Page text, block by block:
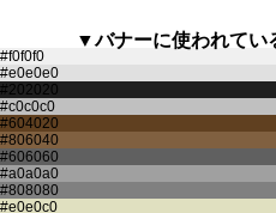
▼バナーに使われてい